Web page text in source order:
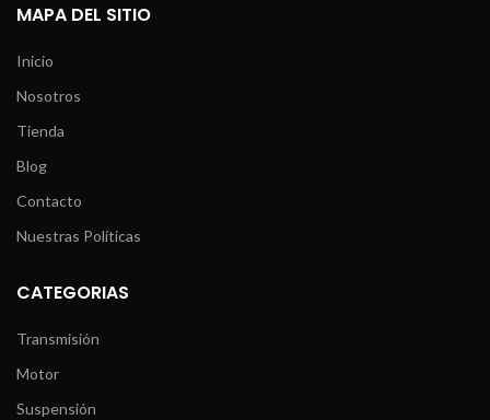
MAPA DEL SITIO
Inicio
Nosotros
Tienda
Blog
Contacto
Nuestras Políticas
CATEGORIAS
Transmisión
Motor
Suspensión